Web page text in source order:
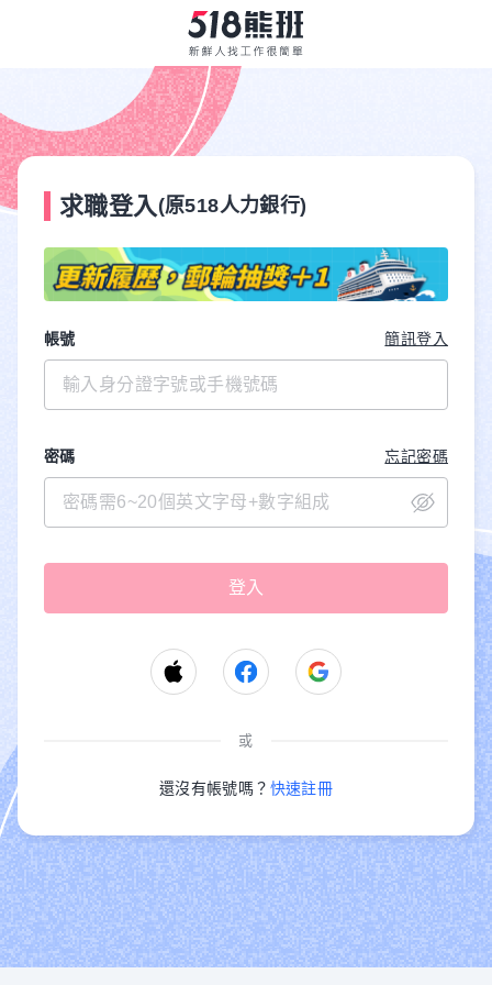
求職登入 (原518人力銀行)
帳號 簡訊登入
密碼 忘記密碼
或
還沒有帳號嗎？ 快速註冊